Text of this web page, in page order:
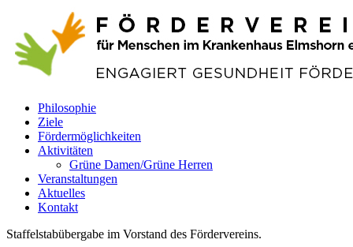
Philosophie
Ziele
Fördermöglichkeiten
Aktivitäten
Grüne Damen/Grüne Herren
Veranstaltungen
Aktuelles
Kontakt
Staffelstabübergabe im Vorstand des Fördervereins.